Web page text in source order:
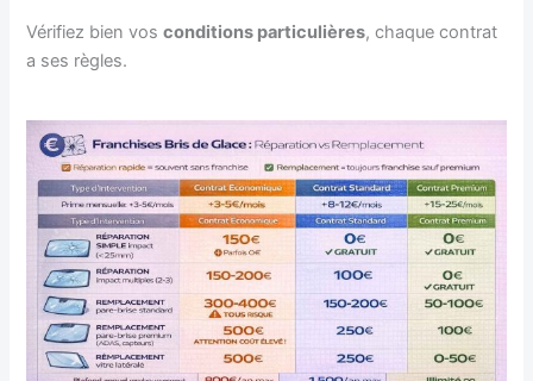
Vérifiez bien vosconditions particulières, chaque contrat
a ses règles.